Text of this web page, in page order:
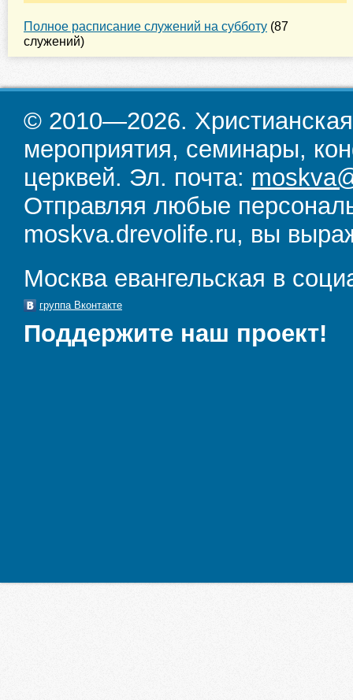
Полное расписание служений на субботу (87
служений)
© 2010—2026.
мероприятия, семинары,
церквей. Эл. почта:
Отправляя любые
moskva.drevolife.ru, вы
Москва евангельская в
группа Вконтакте
Поддержите наш проект!